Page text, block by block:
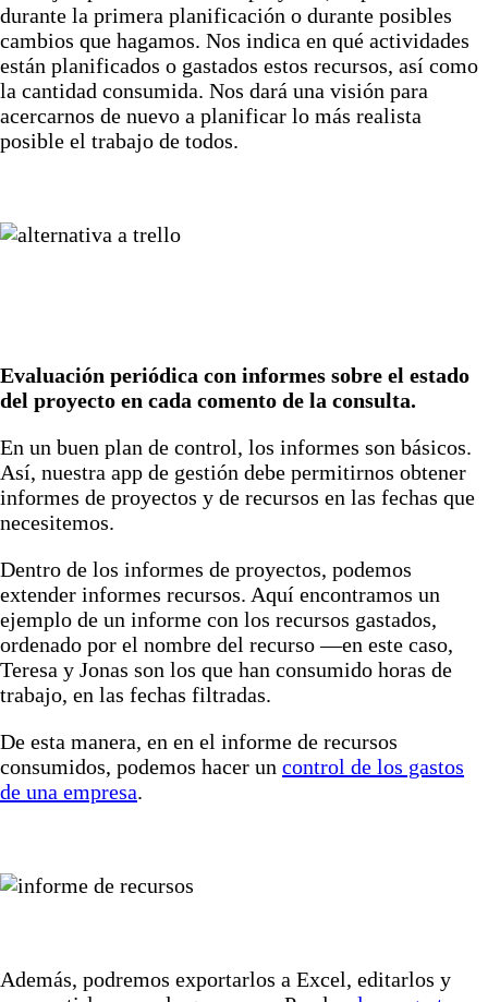
durante la primera planificación o durante posibles
cambios que hagamos. Nos indica en qué actividades
están planificados o gastados estos recursos, así como
la cantidad consumida. Nos dará una visión para
acercarnos de nuevo a planificar lo más realista
posible el trabajo de todos.
Evaluación periódica con informes sobre el estado
del proyecto en cada comento de la consulta.
En un buen plan de control, los informes son básicos.
Así, nuestra app de gestión debe permitirnos obtener
informes de proyectos y de recursos en las fechas que
necesitemos.
Dentro de los informes de proyectos, podemos
extender informes recursos. Aquí encontramos un
ejemplo de un informe con los recursos gastados,
ordenado por el nombre del recurso —en este caso,
Teresa y Jonas son los que han consumido horas de
trabajo, en las fechas filtradas.
De esta manera, en en el informe de recursos
consumidos, podemos hacer un control de los gastos
de una empresa.
Además, podremos exportarlos a Excel, editarlos y